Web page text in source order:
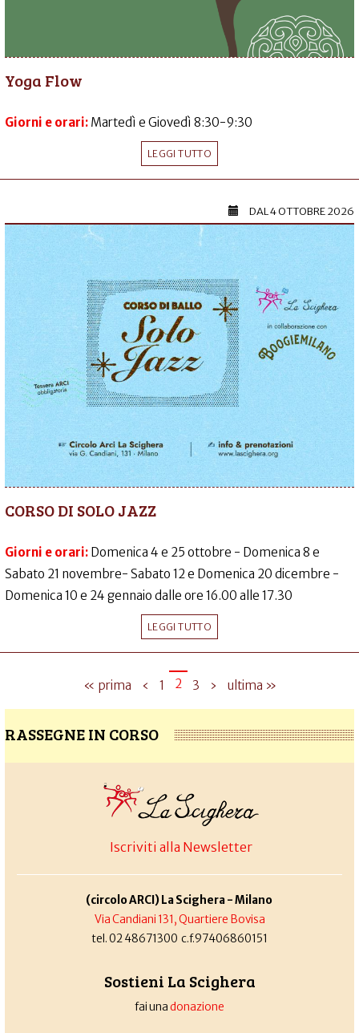
Yoga Flow
Giorni e orari: Martedì e Giovedì 8:30-9:30
LEGGI TUTTO
DAL4 OTTOBRE 2026
CORSO DI SOLO JAZZ
Giorni e orari: Domenica 4 e 25 ottobre - Domenica 8 e
Sabato 21 novembre- Sabato 12 e Domenica 20 dicembre -
Domenica 10 e 24 gennaio dalle ore 16.00 alle 17.30
LEGGI TUTTO
« prima ‹ 1 2 3 › ultima »
RASSEGNE IN CORSO
Iscriviti alla Newsletter
(circolo ARCI) La Scighera - Milano
Via Candiani 131, Quartiere Bovisa
tel. 02 48671300 c.f.97406860151
Sostieni La Scighera
fai unadonazione